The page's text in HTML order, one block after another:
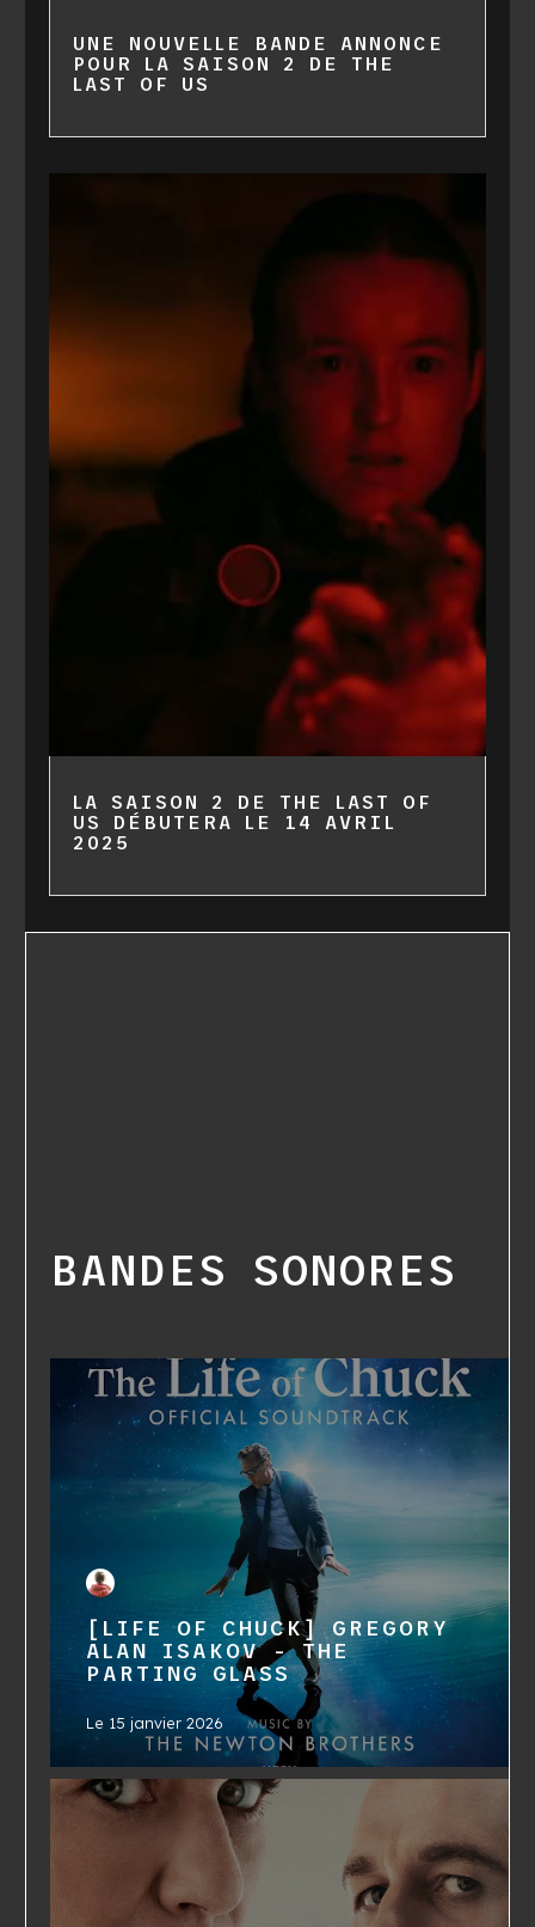
UNE NOUVELLE BANDE ANNONCE
POUR LA SAISON 2 DE THE
LAST OF US
LA SAISON 2 DE THE LAST OF
US DÉBUTERA LE 14 AVRIL
2025
BANDES SONORES
[LIFE OF CHUCK] GREGORY
ALAN ISAKOV - THE
PARTING GLASS
Le 15 janvier 2026